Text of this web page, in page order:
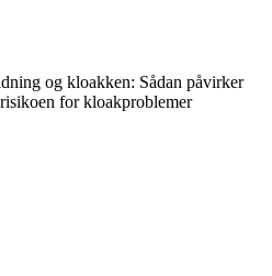
og kloakken: Sådan påvirker
for kloakproblemer